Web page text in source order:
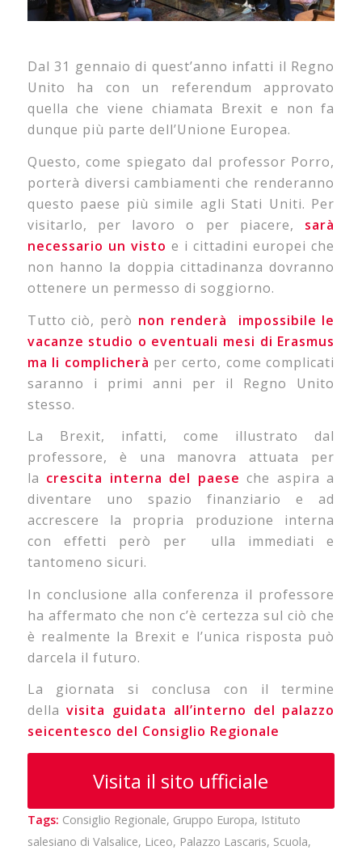
Dal 31 gennaio di quest’anno infatti il Regno
Unito ha con un referendum approvato
quella che viene chiamata Brexit e non fa
dunque più parte dell’Unione Europea.
Questo, come spiegato dal professor Porro,
porterà diversi cambiamenti che renderanno
questo paese più simile agli Stati Uniti. Per
visitarlo, per lavoro o per piacere, sarà
necessario un visto e i cittadini europei che
non hanno la doppia cittadinanza dovranno
ottenere un permesso di soggiorno.
Tutto ciò, però non renderà impossibile le
vacanze studio o eventuali mesi di Erasmus
ma li complicherà per certo, come complicati
saranno i primi anni per il Regno Unito
stesso.
La Brexit, infatti, come illustrato dal
professore, è una manovra attuata per
la crescita interna del paese che aspira a
diventare uno spazio finanziario e ad
accrescere la propria produzione interna
con effetti però per ulla immediati e
tantomeno sicuri.
In conclusione alla conferenza il professore
ha affermato che non c’è certezza sul ciò che
è realmente la Brexit e l’unica risposta può
darcela il futuro.
La giornata si conclusa con il termine
dellavisita guidata all’interno del palazzo
seicentesco del Consiglio Regionale
Visita il sito ufficiale
Tags: Consiglio Regionale, Gruppo Europa, Istituto
salesiano di Valsalice, Liceo, Palazzo Lascaris, Scuola,